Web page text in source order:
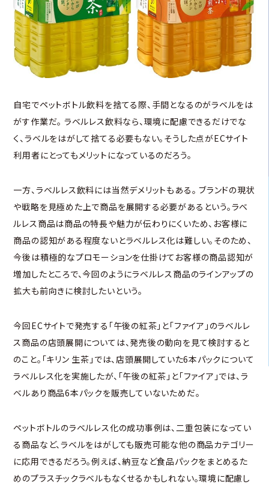
自宅でペットボトル飲料を捨てる際、手間となるのがラベルをは
がす作業だ。 ラベルレス飲料なら、環境に配慮できるだけでな
く、ラベルをはがして捨てる必要もない。そうした点がECサイト
利用者にとってもメリットになっているのだろう。
一方、ラベルレス飲料には当然デメリットもある。 ブランドの現状
や戦略を見極めた上で商品を展開する必要があるという。ラベ
ルレス商品は商品の特長や魅力が伝わりにくいため、お客様に
商品の認知がある程度ないとラベルレス化は難しい。そのため、
今後は積極的なプロモーションを仕掛けてお客様の商品認知が
増加したところで、今回のようにラベルレス商品のラインアップの
拡大も前向きに検討したいという。
今回ECサイトで発売する「午後の紅茶」と「ファイア」のラベルレ
ス商品の店頭展開については、発売後の動向を見て検討すると
のこと。「キリン 生茶」では、店頭展開していた6本パックについて
ラベルレス化を実施したが、「午後の紅茶」と「ファイア」では、ラ
ベルあり商品6本パックを販売していないためだ。
ペットボトルのラベルレス化の成功事例は、二重包装になってい
る商品など、ラベルをはがしても販売可能な他の商品カテゴリー
に応用できるだろう。例えば、納豆など食品パックをまとめるた
めのプラスチックラベルもなくせるかもしれない。環境に配慮し